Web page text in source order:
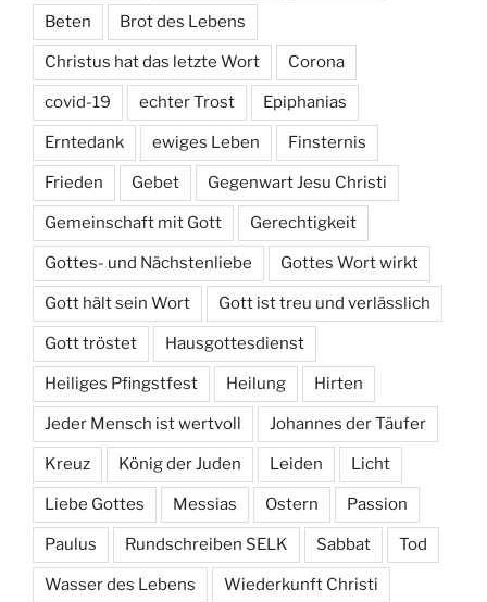
Beten Brot des Lebens
Christus hat das letzte Wort Corona
covid-19 echter Trost Epiphanias
Erntedank ewiges Leben Finsternis
Frieden Gebet Gegenwart Jesu Christi
Gemeinschaft mit Gott Gerechtigkeit
Gottes- und Nächstenliebe Gottes Wort wirkt
Gott hält sein Wort Gott ist treu und verlässlich
Gott tröstet Hausgottesdienst
Heiliges Pfingstfest Heilung Hirten
Jeder Mensch ist wertvoll Johannes der Täufer
Kreuz König der Juden Leiden Licht
Liebe Gottes Messias Ostern Passion
Paulus Rundschreiben SELK Sabbat Tod
Wasser des Lebens Wiederkunft Christi